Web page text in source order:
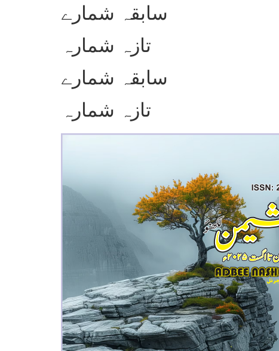
سابقہ شمارے
تازہ شمارہ
سابقہ شمارے
تازہ شمارہ